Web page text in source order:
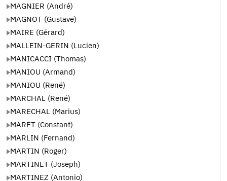
MAGNIER (André)
MAGNOT (Gustave)
MAIRE (Gérard)
MALLEIN-GERIN (Lucien)
MANICACCI (Thomas)
MANIOU (Armand)
MANIOU (René)
MARCHAL (René)
MARECHAL (Marius)
MARET (Constant)
MARLIN (Fernand)
MARTIN (Roger)
MARTINET (Joseph)
MARTINEZ (Antonio)